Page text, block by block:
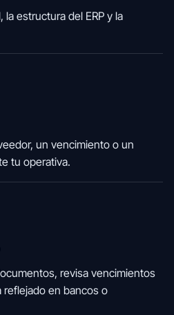
estructura del ERP y la
un vencimiento o un
tu operativa.
revisa vencimientos
en bancos o